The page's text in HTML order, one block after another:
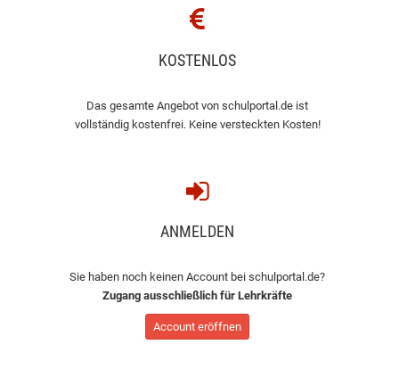
KOSTENLOS
Das gesamte Angebot von schulportal.de ist
vollständig kostenfrei. Keine versteckten Kosten!
ANMELDEN
Sie haben noch keinen Account bei schulportal.de?
Zugang ausschließlich für Lehrkräfte
Account eröffnen